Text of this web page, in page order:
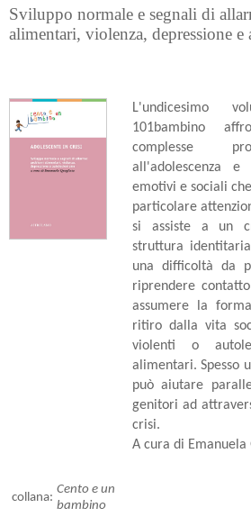
Sviluppo normale e segnali di
alimentari, violenza, depressione e
L'undicesimo
101bambino
complesse
all'adolescenza
emotivi e sociali
particolare
si assiste a un
struttura
una difficoltà da
riprendere
assumere la
ritiro dalla vita
violenti o
alimentari. Spesso
può aiutare
genitori ad
crisi.
A cura di Emanuela
collana:
Cento e un
bambino